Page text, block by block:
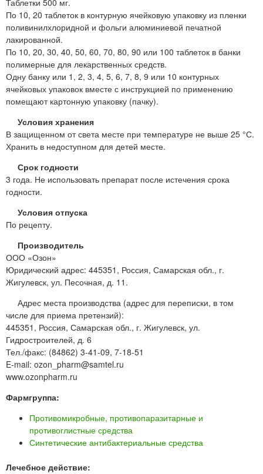
Таблетки 500 мг.
По 10, 20 таблеток в контурную ячейковую упаковку из пленки
поливинилхлоридной и фольги алюминиевой печатной
лакированной.
По 10, 20, 30, 40, 50, 60, 70, 80, 90 или 100 таблеток в банки
полимерные для лекарственных средств.
Одну банку или 1, 2, 3, 4, 5, 6, 7, 8, 9 или 10 контурных
ячейковых упаковок вместе с инструкцией по применению
помещают картонную упаковку (пачку).
Условия хранения
В защищенном от света месте при температуре не выше 25 °С.
Хранить в недоступном для детей месте.
Срок годности
3 года. Не использовать препарат после истечения срока
годности.
Условия отпуска
По рецепту.
Производитель
ООО «Озон»
Юридический адрес: 445351, Россия, Самарская обл., г.
Жигулевск, ул. Песочная, д. 11.
Адрес места производства (адрес для переписки, в том
числе для приема претензий):
445351, Россия, Самарская обл., г. Жигулевск, ул.
Гидростроителей, д. 6
Тел./факс: (84862) 3-41-09, 7-18-51
E-mail: ozon_pharm@samtel.ru
www.ozonpharm.ru
Фармгруппа:
Противомикробные, противопаразитарные и
противоглистные средства
Синтетические антибактериальные средства
Лечебное действие: